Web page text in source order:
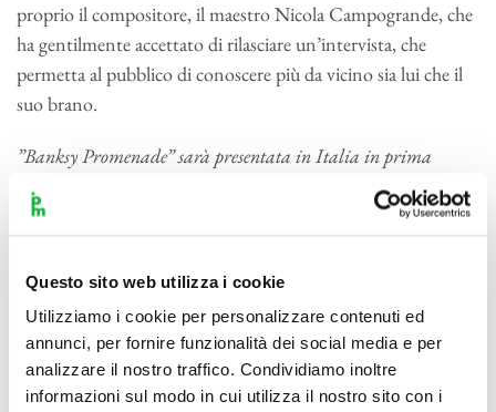
Questo sito web utilizza i cookie
Utilizziamo i cookie per personalizzare contenuti ed
annunci, per fornire funzionalità dei social media e per
analizzare il nostro traffico. Condividiamo inoltre
informazioni sul modo in cui utilizza il nostro sito con i
proprio il compositore, il maestro Nicola Campogrande, che
ha gentilmente accettato di rilasciare un’intervista, che
permetta al pubblico di conoscere più da vicino sia lui che il
suo brano.
”Banksy Promenade”sarà presentata in Italia in prima
esecuzione; in Svizzera, dove è stata eseguita per la prima volta,
come è stata accolta dal pubblico?
al Batîment des Forces Motrices, un ex centrale idroelettrica
posta in mezzo al fiume, e la scarica di energia provocata dal
pezzo – che è davvero una sorta di inno alla vitalità – non
avrebbe potuto trovare una collocazione più appropriata! Il